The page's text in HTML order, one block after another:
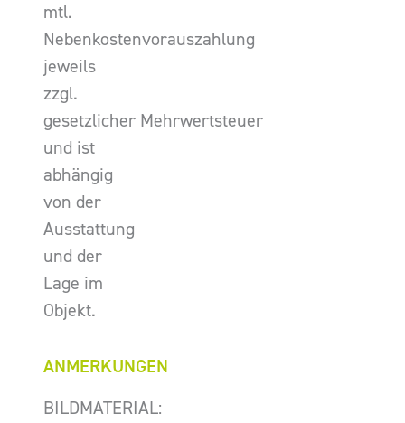
mtl.
Nebenkostenvorauszahlung
jeweils
zzgl.
gesetzlicher Mehrwertsteuer
und ist
abhängig
von der
Ausstattung
und der
Lage im
Objekt.
ANMERKUNGEN
BILDMATERIAL: